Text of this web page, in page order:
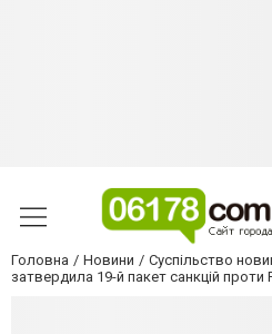
Головна Новини Суспільство
затвердила 19-й пакет санкцій проти